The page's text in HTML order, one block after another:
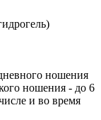
ношения
ношения - до 6
и во время